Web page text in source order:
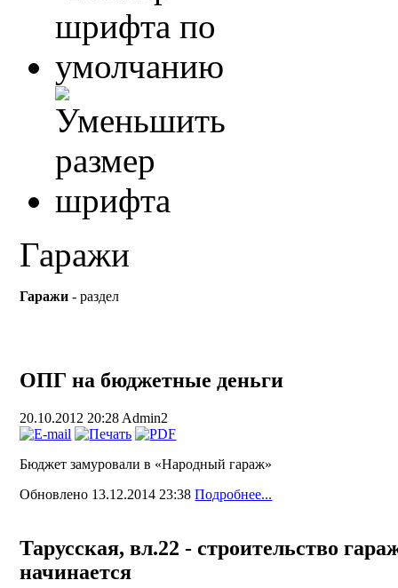
Гаражи
Гаражи - раздел
ОПГ на бюджетные деньги
20.10.2012 20:28 Admin2
Бюджет замуровали в «Народный гараж»
Обновлено 13.12.2014 23:38Подробнее...
Тарусская, вл.22 - строительство
начинается